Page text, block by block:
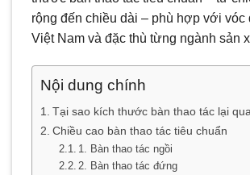
rộng đến chiều dài – phù hợp với
Việt Nam và đặc thù từng ngành sản
Nội dung chính
Tại sao kích thước bàn thao tác lại
Chiều cao bàn thao tác tiêu chuẩn
1. Bàn thao tác ngồi
2. Bàn thao tác đứng